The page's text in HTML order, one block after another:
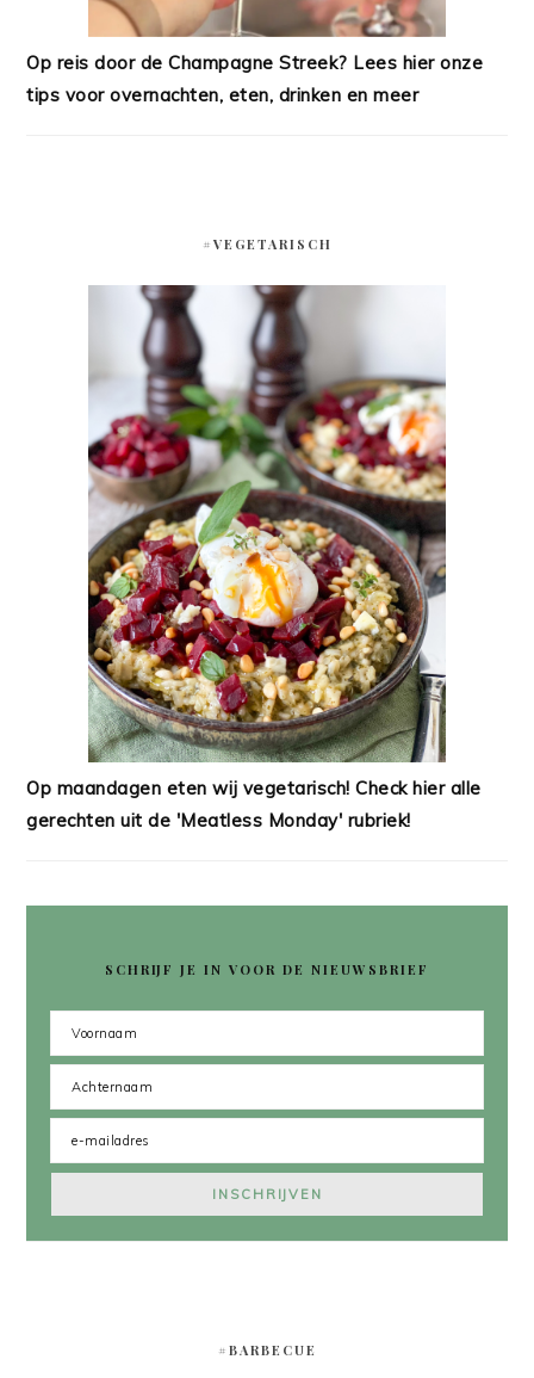
Op reis door de Champagne Streek? Lees hier onze
tips voor overnachten, eten, drinken en meer
#VEGETARISCH
Op maandagen eten wij vegetarisch! Check hier alle
gerechten uit de 'Meatless Monday' rubriek!
SCHRIJF JE IN VOOR DE NIEUWSBRIEF
#BARBECUE